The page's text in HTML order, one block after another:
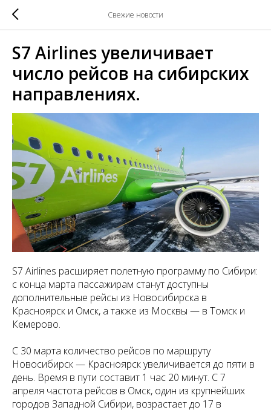
Свежие новости
S7 Airlines увеличивает
число рейсов на сибирских
направлениях.
S7 Airlines расширяет полетную программу по Сибири:
с конца марта пассажирам станут доступны
дополнительные рейсы из Новосибирска в
Красноярск и Омск, а также из Москвы — в Томск и
Кемерово.
С 30 марта количество рейсов по маршруту
Новосибирск — Красноярск увеличивается до пяти в
день. Время в пути составит 1 час 20 минут. С 7
апреля частота рейсов в Омск, один из крупнейших
городов Западной Сибири, возрастает до 17 в